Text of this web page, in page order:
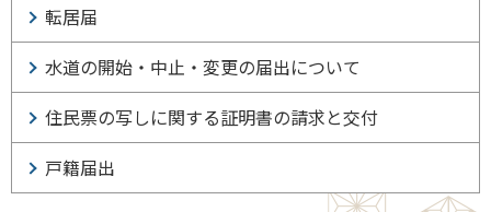
転居届
水道の開始・中止・変更の届出について
住民票の写しに関する証明書の請求と交付
戸籍届出